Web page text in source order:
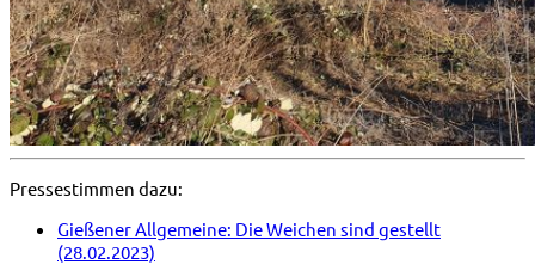
Pressestimmen dazu:
Gießener Allgemeine: Die Weichen sind gestellt
(28.02.2023)